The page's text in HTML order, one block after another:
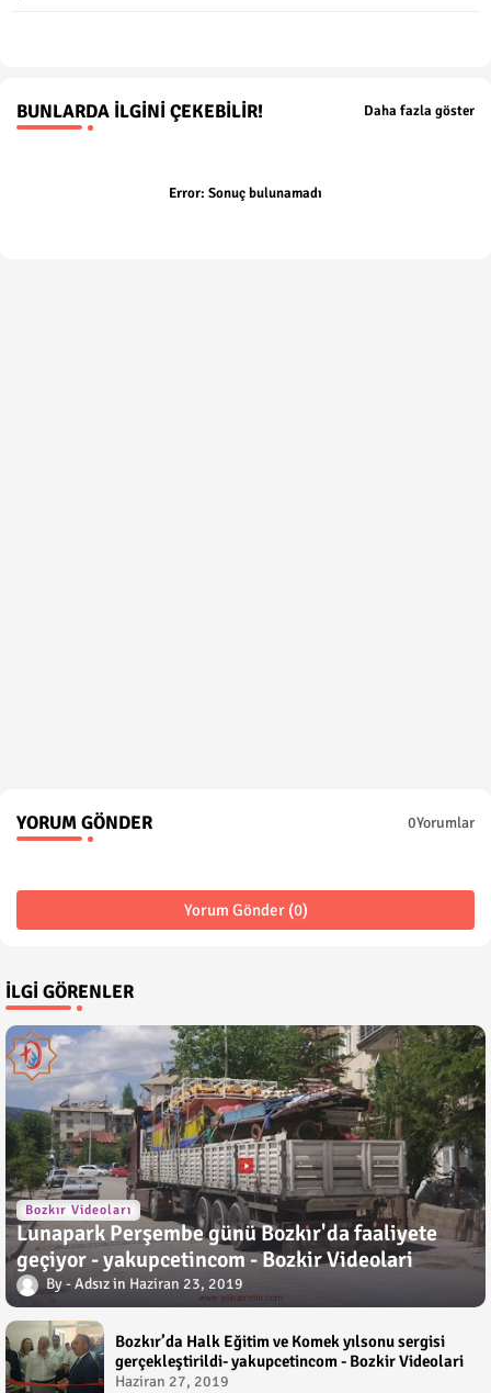
BUNLARDA İLGINI ÇEKEBILIR! Daha fazla göster
Error: Sonuç bulunamadı
YORUM GÖNDER 0Yorumlar
Yorum Gönder (0)
İLGI GÖRENLER
Bozkır Videoları
Lunapark Perşembe günü Bozkır'da faaliyete
geçiyor - yakupcetincom - Bozkir Videolari
Adsız Haziran 23, 2019
Bozkır’da Halk Eğitim ve Komek yılsonu sergisi
gerçekleştirildi- yakupcetincom - Bozkir Videolari
Haziran 27, 2019